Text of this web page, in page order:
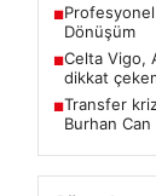
■
Dönüşüm
■Celta Vigo,
dikkat
■Transfer
Burhan